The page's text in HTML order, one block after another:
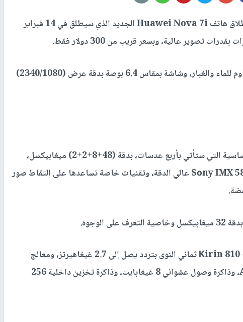
تستعد شركة هواوي لإطلاق هاتف Huawei Nova 7i الجديد الذي سيطلق في 14 فبراير
تصوير عالية، وبسعر قريب من 300 دولار فقط.
وسيحصل هذا الهاتف على هيكل أنيق مقاوم للماء والغبار، وشاشة بمقاس 6.4 بوصة بدقة عرض (2340/1080)
والأبرز في هذا الهاتف ستكون كاميرته الأساسية التي ستأتي بأربع عدسات، بدقة (48+8+2+2) ميغابيكسل،
وستحصل على مستشعر بصري من نوع Sоny IMX 586 عالي الدقة، وتقنيات خاصة تساعدها على التقاط صور
وسيضمن الأداء الممتاز لهذا الهاتف معالج Кirin 810 ثماني النوى بتردد يصل إلى 2.7 غيغاهيرتز، ومعالج
رسوميات ARM Mаli-G52 MP6 GPU، وذاكرة وصول عشوائي 8 غيغابايت، وذاكرة تخزين داخلية 256